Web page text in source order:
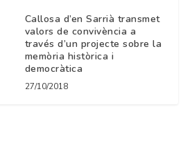
Callosa d’en Sarrià transmet
valors de convivència a
través d’un projecte sobre la
memòria històrica i
democràtica
27/10/2018